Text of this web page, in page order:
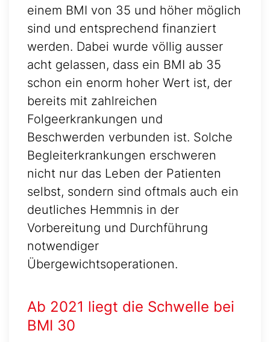
einem BMI von 35 und höher möglich
sind und entsprechend finanziert
werden. Dabei wurde völlig ausser
acht gelassen, dass ein BMI ab 35
schon ein enorm hoher Wert ist, der
bereits mit zahlreichen
Folgeerkrankungen und
Beschwerden verbunden ist. Solche
Begleiterkrankungen erschweren
nicht nur das Leben der Patienten
selbst, sondern sind oftmals auch ein
deutliches Hemmnis in der
Vorbereitung und Durchführung
notwendiger
Übergewichtsoperationen.
Ab 2021 liegt die Schwelle bei
BMI 30